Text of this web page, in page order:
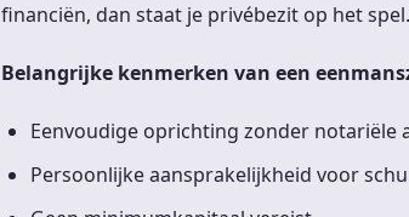
financiën, dan staat je privébezit op het
Belangrijke kenmerken van een
Eenvoudige oprichting zonder notariële
Persoonlijke aansprakelijkheid voor